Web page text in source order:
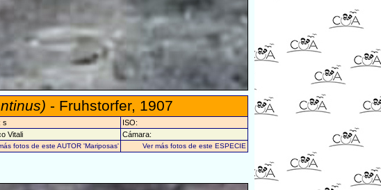
- Fruhstorfer, 1907
s
ISO:
Vitali
Cámara:
fotos de este AUTOR 'Mariposas' Ver más fotos de este ESPECIE